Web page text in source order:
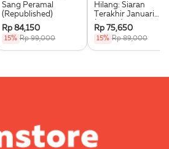
Sang Peramal
(Republished)
Rp 84,150
15% Rp 99,000
Hilang: Siaran
Terakhir Januari
(Darklit)
Rp 75,650
15% Rp 89,000